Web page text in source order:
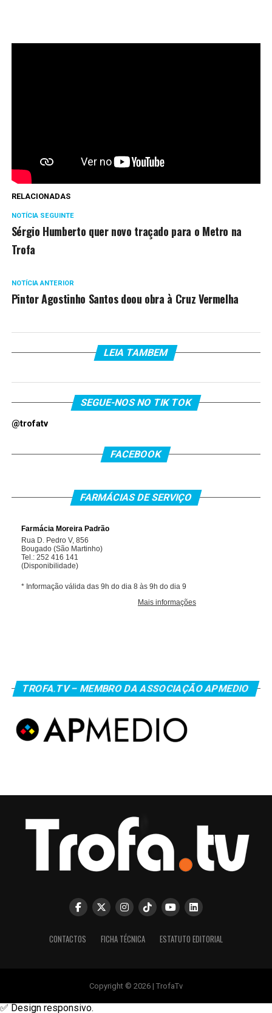
RELACIONADAS
NOTÍCIA SEGUINTE
Sérgio Humberto quer novo traçado para o Metro na
Trofa
NOTÍCIA ANTERIOR
Pintor Agostinho Santos doou obra à Cruz Vermelha
LEIA TAMBEM
SEGUE-NOS NO TIK TOK
@trofatv
FACEBOOK
FARMÁCIAS DE SERVIÇO
TROFA.TV – MEMBRO DA ASSOCIAÇÃO APMEDIO
CONTACTOS FICHA TÉCNICA ESTATUTO EDITORIAL
Copyright © 2026 | TrofaTv
✅ Design responsivo.